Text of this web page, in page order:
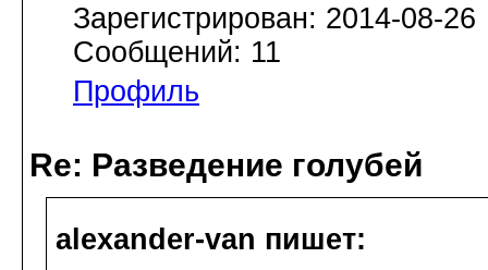
Зарегистрирован: 2014-08-26
Сообщений: 11
Профиль
Re: Разведение голубей
alexander-van пишет: